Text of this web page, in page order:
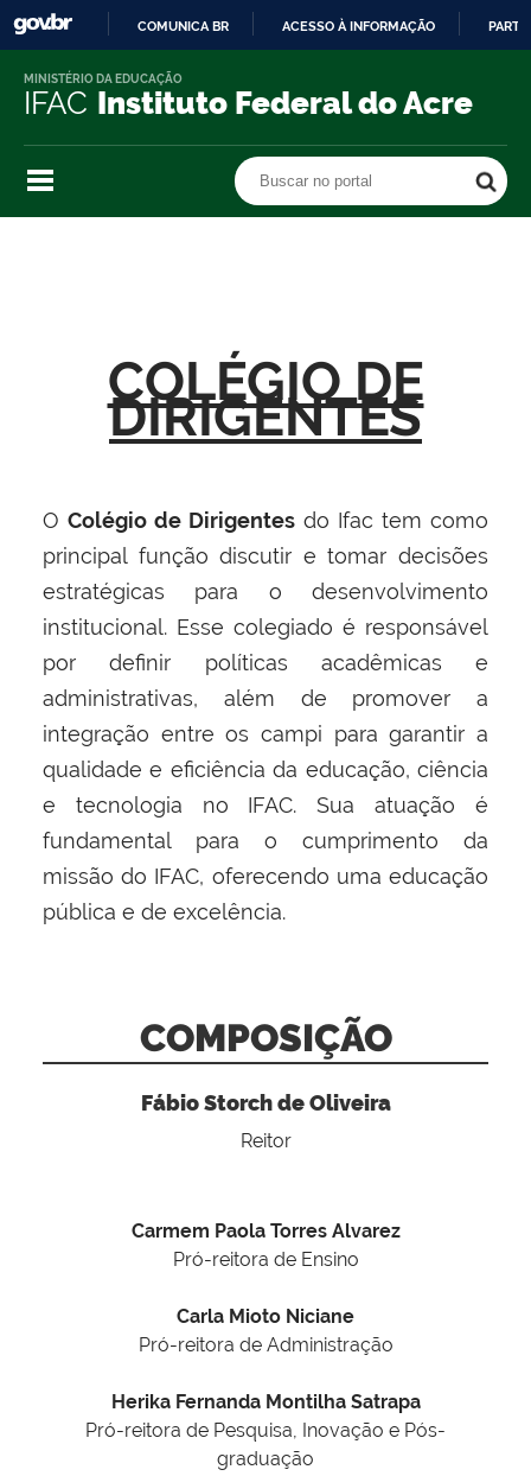
O
COMUNICA BR ACESSO À INFORMAÇÃO
IFAC Instituto Federal do Acre
MINISTÉRIO DA EDUCAÇÃO
Buscar no portal
COLÉGIO DE
DIRIGENTES
O Colégio de Dirigentes do Ifac tem como
principal função discutir e tomar decisões
estratégicas para o desenvolvimento
institucional. Esse colegiado é responsável
por definir políticas acadêmicas e
administrativas, além de promover a
integração entre os campi para garantir a
qualidade e eficiência da educação, ciência
e tecnologia no IFAC. Sua atuação é
fundamental para o cumprimento da
missão do IFAC, oferecendo uma educação
pública e de excelência.
COMPOSIÇÃO
Fábio Storch de Oliveira
Reitor
Carmem Paola Torres Alvarez
Pró-reitora de Ensino
Carla Mioto Niciane
Pró-reitora de Administração
Herika Fernanda Montilha Satrapa
Pró-reitora de Pesquisa, Inovação e Pós-
graduação